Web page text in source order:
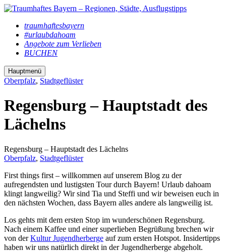
traumhaftesbayern
#urlaubdahoam
Angebote zum Verlieben
BUCHEN
Hauptmenü
Oberpfalz, Stadtgeflüster
Regensburg – Hauptstadt des
Lächelns
Regensburg – Hauptstadt des Lächelns
Oberpfalz, Stadtgeflüster
First things first – willkommen auf unserem Blog zu der
aufregendsten und lustigsten Tour durch Bayern! Urlaub dahoam
klingt langweilig? Wir sind Tia und Steffi und wir beweisen euch in
den nächsten Wochen, dass Bayern alles andere als langweilig ist.
Los gehts mit dem ersten Stop im wunderschönen Regensburg.
Nach einem Kaffee und einer superlieben Begrüßung brechen wir
von derKultur Jugendherberge auf zum ersten Hotspot. Insidertipps
haben wir uns natürlich direkt in der Jugendherberge abgeholt.